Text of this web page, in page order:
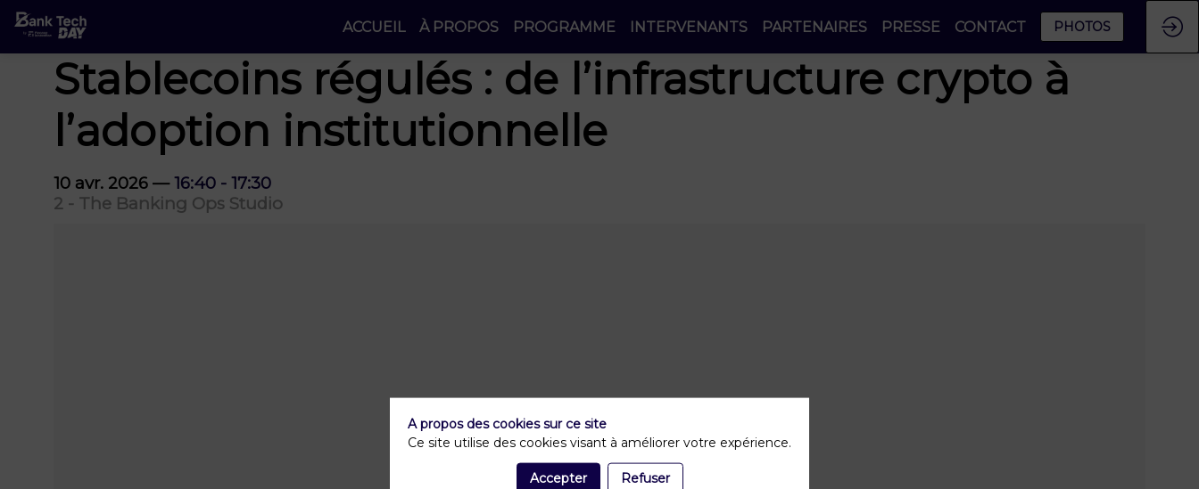
ACCUEIL À PROPOS PROGRAMME INTERVENANTS PARTENAIRES PRESSE CONTACT PHOTOS
Stablecoins régulés : de l’infrastructure crypto à
l’adoption institutionnelle
10 avr. 2026 —16:40 - 17:30
2 - The Banking Ops Studio
A propos des cookies sur ce site
Ce site utilise des cookies visant à améliorer votre expérience.
Accepter Refuser